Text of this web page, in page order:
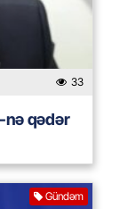
33
nə qədər
Gündəm